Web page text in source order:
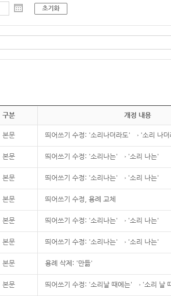
초기화
구분 개정 내용
본문 띄어쓰기 수정: '소리나더라도' → '소리 나더
본문 띄어쓰기 수정: '소리나는' → '소리 나는'
본문 띄어쓰기 수정: '소리나는' → '소리 나는'
본문 띄어쓰기 수정, 용례 교체
본문 띄어쓰기 수정: '소리나는' → '소리 나는'
본문 띄어쓰기 수정: '소리나는' → '소리 나는'
본문 용례 삭제: '만듦'
본문 띄어쓰기 수정: '소리날 때에는' → '소리 날